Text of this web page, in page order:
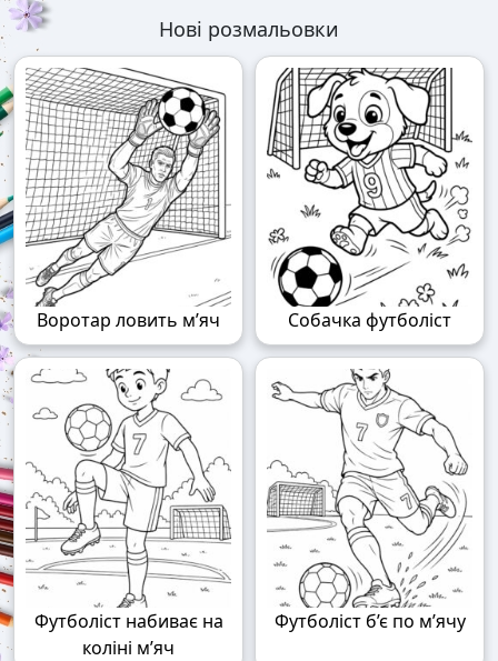
Нові розмальовки
Воротар ловить м’яч Собачка футболіст
Футболіст набиває на
коліні м’яч
Футболіст б’є по м’ячу